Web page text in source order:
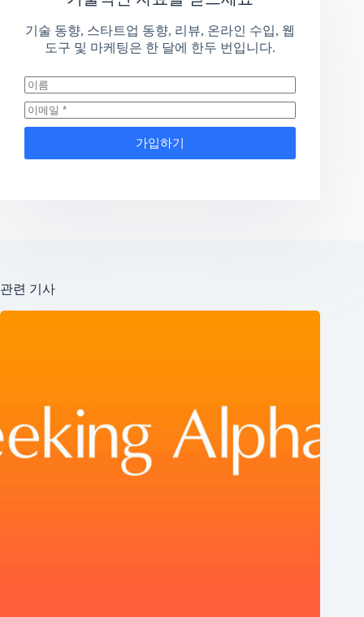
기술 동향, 스타트업 동향, 리뷰, 온라인 수입, 웹
도구 및 마케팅은 한 달에 한두 번입니다.
가입하기
관련 기사